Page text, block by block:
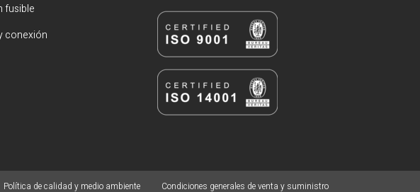
fusible
conexión
Política de calidad y medio ambiente Condiciones generales de venta y suministro